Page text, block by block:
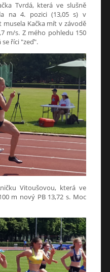
Tvrdá, která ve slušně
na 4. pozici (13,05 s) v
musela Kačka mít v závodě
m/s. Z mého pohledu 150
říci "zeď".
Vitoušovou, která ve
m nový PB 13,72 s. Moc